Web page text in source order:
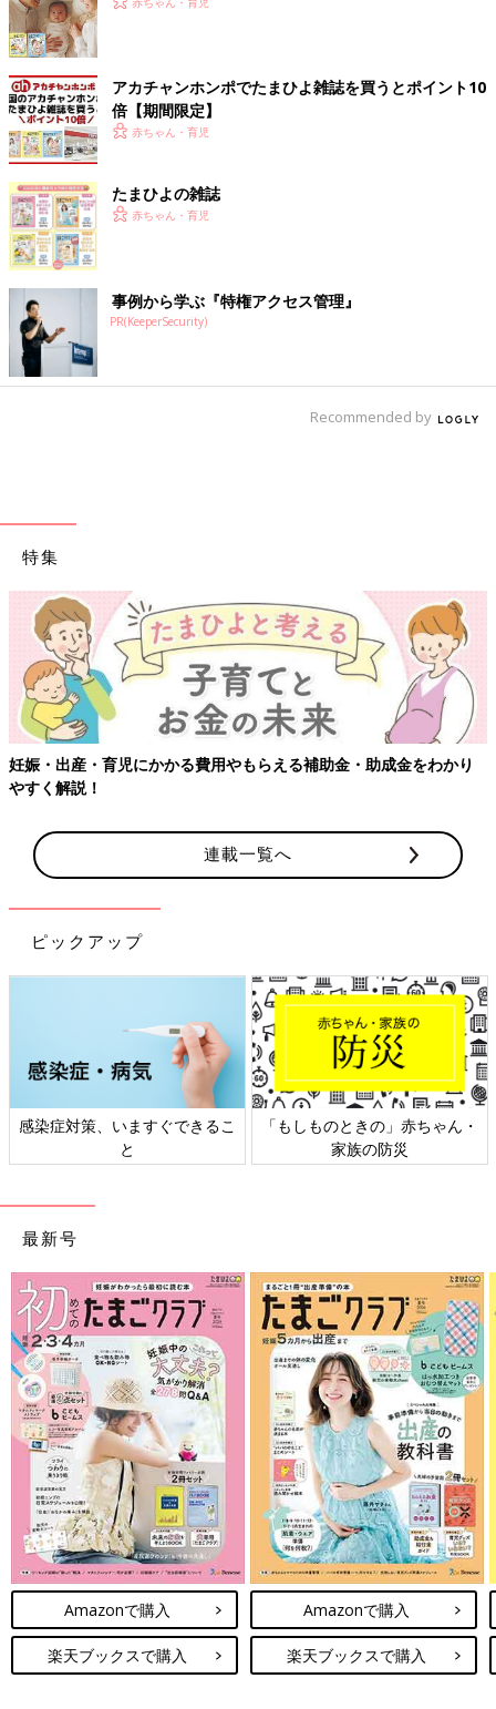
アカチャンホンポでたまひよ雑誌を買うとポイント10
倍【期間限定】
赤ちゃん・育児
たまひよの雑誌
赤ちゃん・育児
事例から学ぶ『特権アクセス管理』
PR(KeeperSecurity)
Recommended by
特集
妊娠・出産・育児にかかる費用やもらえる補助金・助成金をわかり
やすく解説！
連載一覧へ
ピックアップ
感染症対策、いますぐできるこ
と
「もしものときの」赤ちゃん・
家族の防災
最新号
Amazonで購入
楽天ブックスで購入
Amazonで購入
楽天ブックスで購入